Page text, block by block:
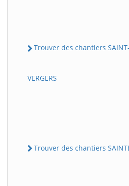
Trouver des chantiers SAINT-
VERGERS
Trouver des chantiers